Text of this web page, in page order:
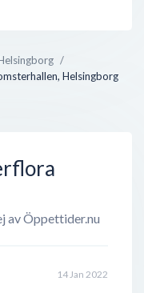
Helsingborg
av Öppettider.nu
14 Jan 2022